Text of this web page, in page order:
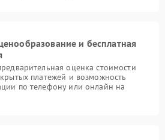
и бесплатная
оценка стоимости
платежей и возможность
по телефону или онлайн на